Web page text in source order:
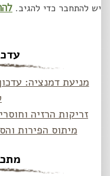
יש להתחבר כדי להגיב.
מניעת דמנציה:
זריקות הרזיה
מיתוס הפירות